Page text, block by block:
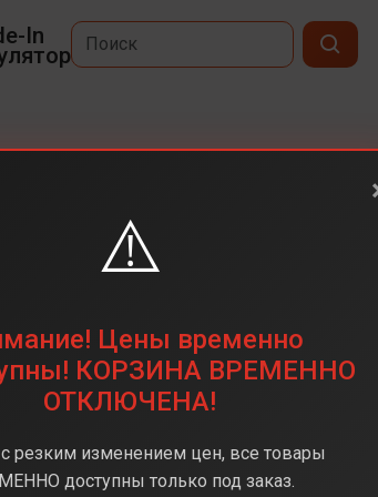
In
A19 Pro
iOS 26
⚠️
Цены временно
КОРЗИНА ВРЕМЕННО
ОТКЛЮЧЕНА!
с резким изменением цен, все товары
доступны только под заказ.